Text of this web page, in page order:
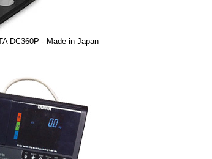
DC360P - Made in Japan